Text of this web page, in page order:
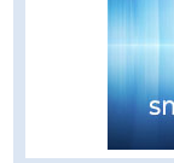
08.08.2026
Кенеге
жүргізілуде
07.08.2026